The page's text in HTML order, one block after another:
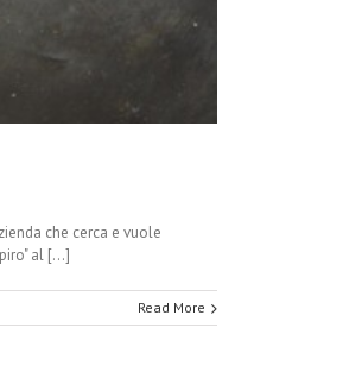
che cerca e vuole
al [...]
Read More